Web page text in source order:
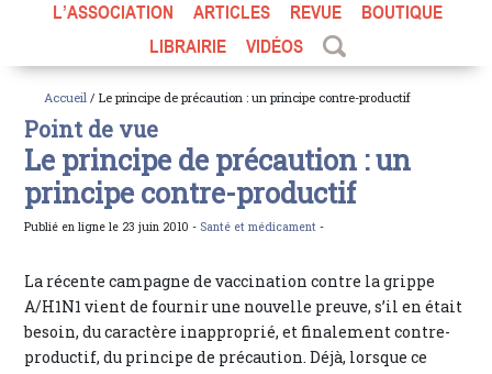
L’ASSOCIATION ARTICLES REVUE
BOUTIQUE
LIBRAIRIE
VIDÉOS
Accueil / Le principe de précaution : un principe contre-productif
Point de vue
Le principe de précaution : un
principe contre-productif
Publié en ligne le 23 juin 2010 - Santé et médicament -
La récente campagne de vaccination contre la grippe
A/H1N1 vient de fournir une nouvelle preuve, s’il en était
besoin, du caractère inapproprié, et finalement contre-
productif, du principe de précaution. Déjà, lorsque ce